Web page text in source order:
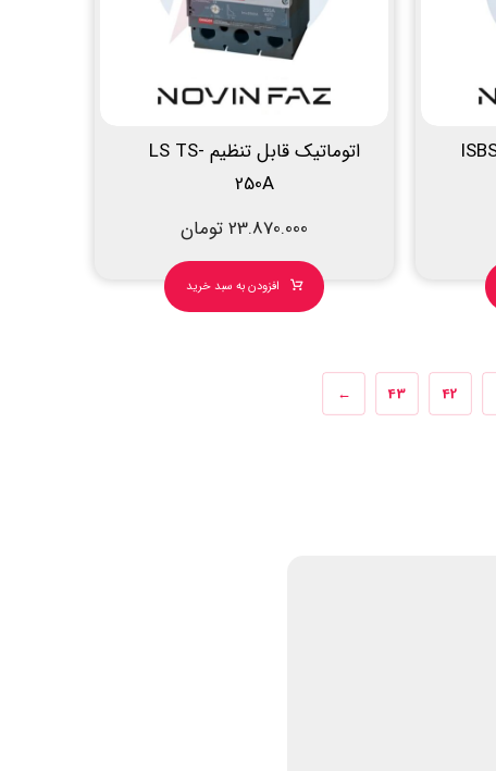
اتوماتیک قابل تنظیم LS TS-
250A
23.870.000تومان
افزودن به سبد خرید
42
43
←